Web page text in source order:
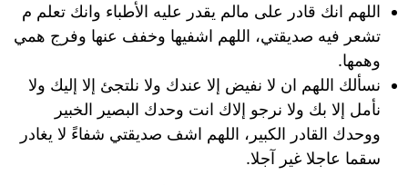
اللهم انك قادر على مالم يقدر عليه الأطباء وانك تعلم م
تشعر فيه صديقتي، اللهم اشفيها وخفف عنها وفرج همي
وهمها.
نسألك اللهم ان لا نفيض إلا عندك ولا نلتجئ إلا إليك ولا
نأمل إلا بك ولا نرجو إلاك انت وحدك البصير الخبير
ووحدك القادر الكبير، اللهم اشف صديقتي شفاءً لا يغادر
سقما عاجلا غير آجلا.